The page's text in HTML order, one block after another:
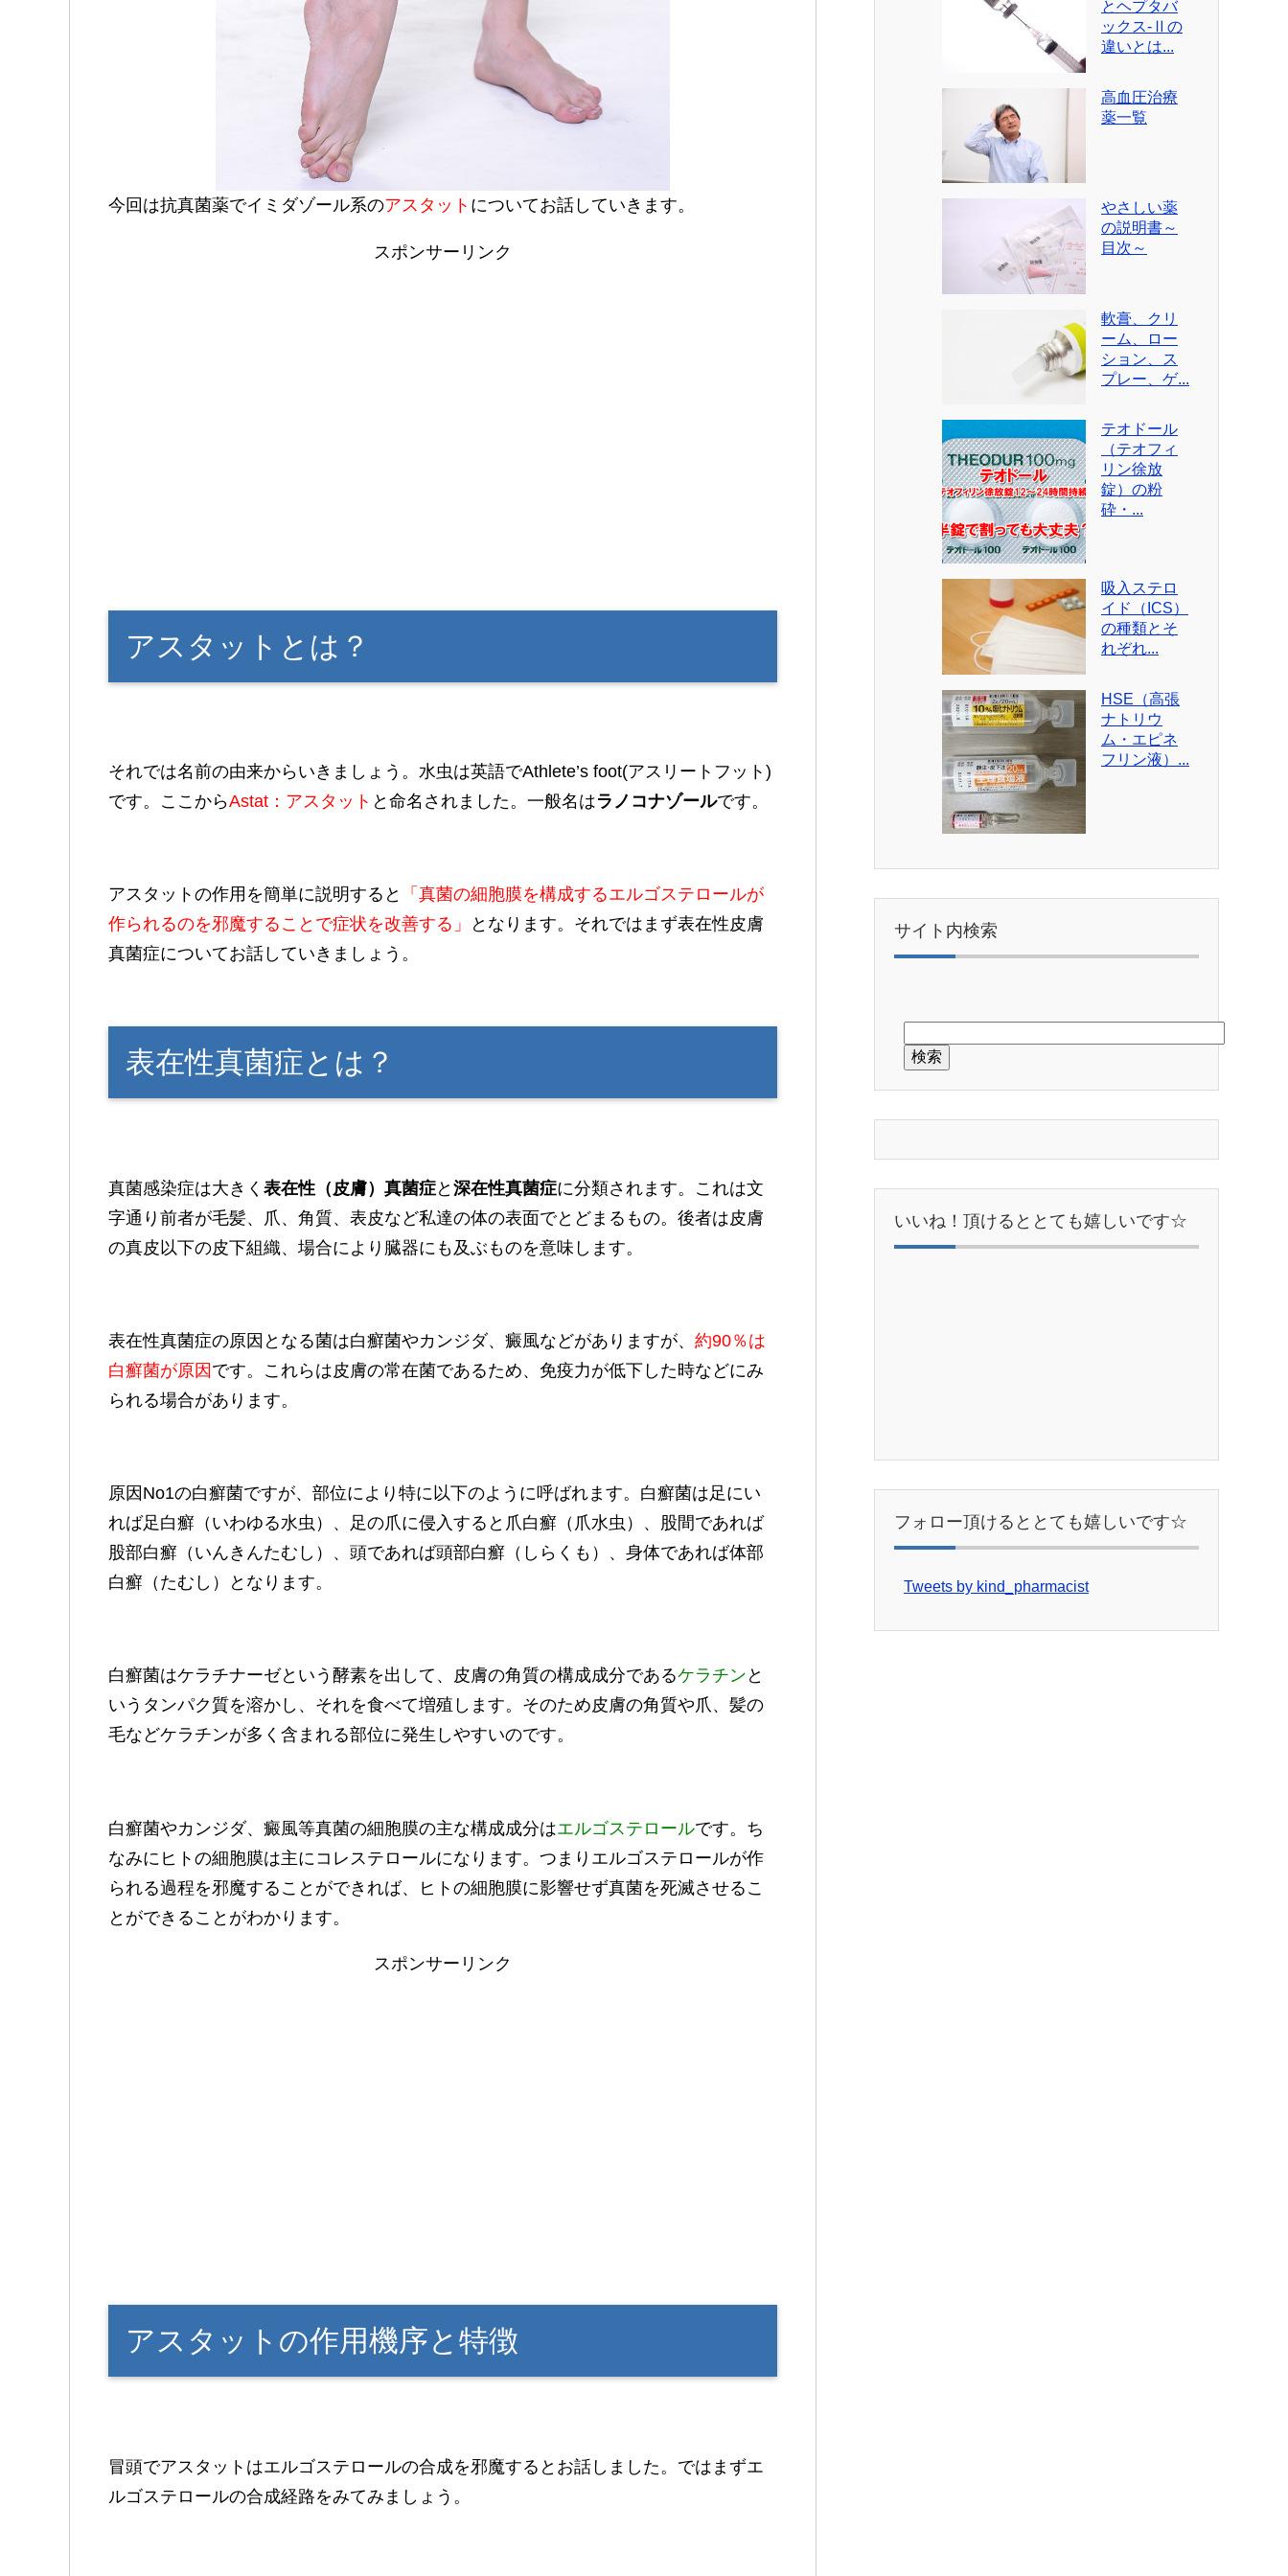
今回は抗真菌薬でイミダゾール系のアスタット についてお話していきます。
スポンサーリンク
アスタットとは？
それでは名前の由来からいきましょう。水虫は英語でAthlete’s foot(アスリートフット)
です。ここからAstat：アスタット と命名されました。一般名はラノコナゾールです。
アスタットの作用を簡単に説明すると 「真菌の細胞膜を構成するエルゴステロールが
作られるのを邪魔することで症状を改善する」
となります。それではまず表在性皮膚
真菌症についてお話していきましょう。
表在性真菌症とは？
真菌感染症は大きく 表在性（皮膚）真菌症と 深在性真菌症に分類されます。これは文
字通り前者が毛髪、爪、角質、表皮など私達の体の表面でとどまるもの。後者は皮膚
の真皮以下の皮下組織、場合により臓器にも及ぶものを意味します。
表在性真菌症の原因となる菌は白癬菌やカンジダ、癜風などがありますが、 約90％は
白癬菌が原因 です。これらは皮膚の常在菌であるため、免疫力が低下した時などにみ
られる場合があります。
原因No1の白癬菌ですが、部位により特に以下のように呼ばれます。白癬菌は足にい
れば足白癬（いわゆる水虫）、足の爪に侵入すると爪白癬（爪水虫）、股間であれば
股部白癬（いんきんたむし）、頭であれば頭部白癬（しらくも）、身体であれば体部
白癬（たむし）となります。
白癬菌はケラチナーゼという酵素を出して、皮膚の角質の構成成分であるケラチン と
いうタンパク質を溶かし、それを食べて増殖します。そのため皮膚の角質や爪、髪の
毛などケラチンが多く含まれる部位に発生しやすいのです。
白癬菌やカンジダ、癜風等真菌の細胞膜の主な構成成分はエルゴステロールです。ち
なみにヒトの細胞膜は主にコレステロールになります。つまりエルゴステロールが作
られる過程を邪魔することができれば、ヒトの細胞膜に影響せず真菌を死滅させるこ
とができることがわかります。
スポンサーリンク
アスタットの作用機序と特徴
冒頭でアスタットはエルゴステロールの合成を邪魔するとお話しました。ではまずエ
ルゴステロールの合成経路をみてみましょう。
とヘプタバ
ックス-Ⅱの
違いとは...
高血圧治療
薬一覧
やさしい薬
の説明書～
目次～
軟膏、クリ
ーム、ロー
ション、ス
プレー、ゲ...
テオドール
（テオフィ
リン徐放
錠）の粉
砕・...
吸入ステロ
イド（ICS）
の種類とそ
れぞれ...
HSE（高張
ナトリウ
ム・エピネ
フリン液）...
サイト内検索
いいね！頂けるととても嬉しいです☆
フォロー頂けるととても嬉しいです☆
Tweets by kind_pharmacist